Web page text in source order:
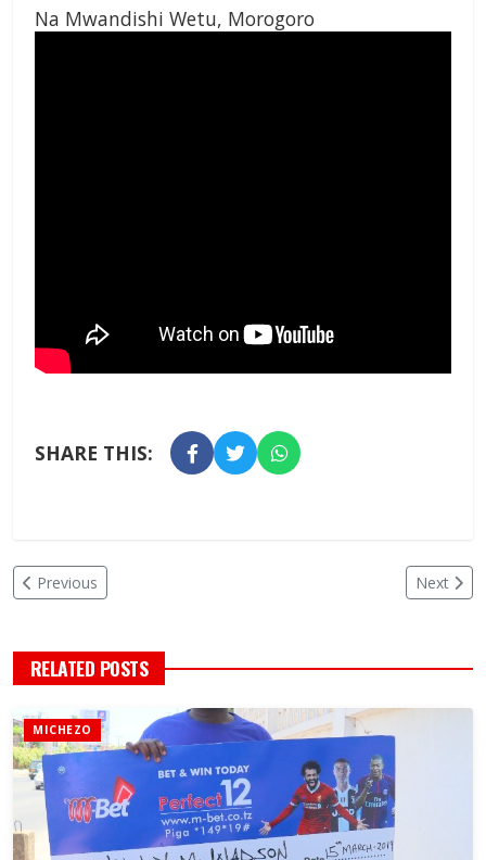
Na Mwandishi Wetu, Morogoro
SHARE THIS:
Previous Next
RELATED POSTS
MICHEZO